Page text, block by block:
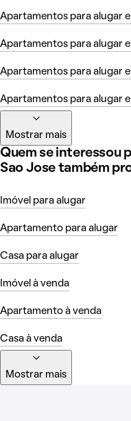
Apartamentos para alugar
Apartamentos para alugar
Apartamentos para alugar
Apartamentos para alugar
Mostrar mais
Quem se interessou
Sao Jose também
Imóvel para alugar
Apartamento para alugar
Casa para alugar
Imóvel à venda
Apartamento à venda
Casa à venda
Mostrar mais